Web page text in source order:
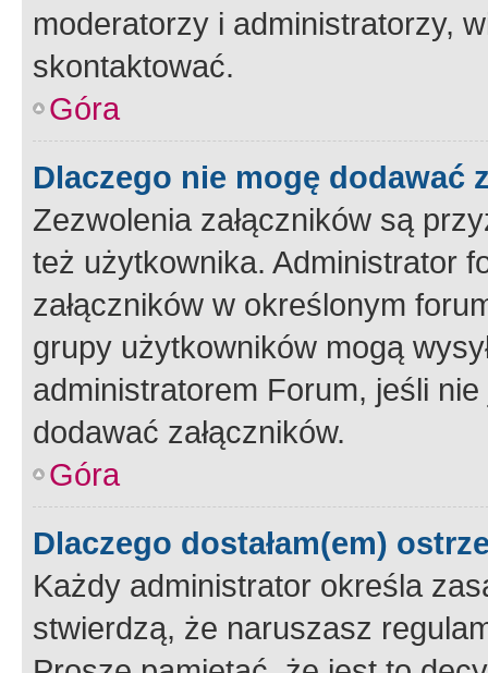
moderatorzy i administratorzy,
skontaktować.
Góra
Dlaczego nie mogę dodawać
Zezwolenia załączników są
też użytkownika. Administrator
załączników w określonym
grupy użytkowników mogą
administratorem Forum, jeśli
dodawać załączników.
Góra
Dlaczego dostałam(em)
Każdy administrator określa
stwierdzą, że naruszasz